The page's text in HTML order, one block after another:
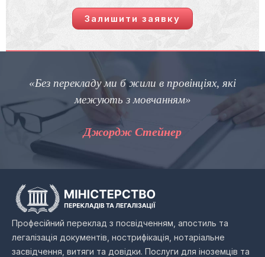
Залишити заявку
«Без перекладу ми б жили в провінціях, які
межують з мовчанням»
Джордж Стейнер
Професійний переклад з посвідченням, апостиль та
легалізація документів, нострифікація, нотаріальне
засвідчення, витяги та довідки. Послуги для іноземців та